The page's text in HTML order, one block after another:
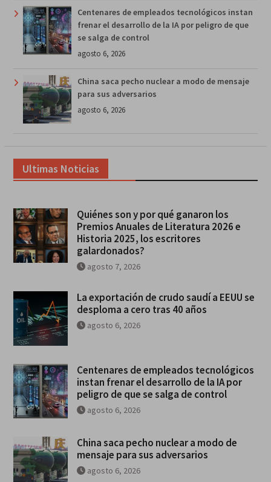
Centenares de empleados tecnológicos instan
frenar el desarrollo de la IA por peligro de que
se salga de control
agosto 6, 2026
China saca pecho nuclear a modo de mensaje
para sus adversarios
agosto 6, 2026
Ultimas Noticias
Quiénes son y por qué ganaron los
Premios Anuales de Literatura 2026 e
Historia 2025, los escritores
galardonados?
agosto 7, 2026
La exportación de crudo saudí a EEUU se
desploma a cero tras 40 años
agosto 6, 2026
Centenares de empleados tecnológicos
instan frenar el desarrollo de la IA por
peligro de que se salga de control
agosto 6, 2026
China saca pecho nuclear a modo de
mensaje para sus adversarios
agosto 6, 2026